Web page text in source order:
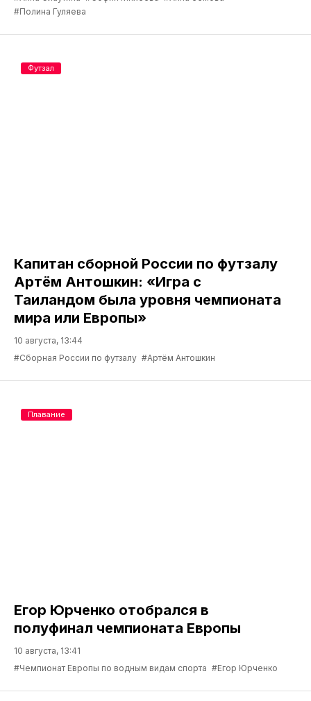
#Полина Гуляева
Капитан сборной России по футзалу
Артём Антошкин: «Игра с
Таиландом была уровня чемпионата
мира или Европы»
10 августа, 13:44
#Сборная России по футзалу #Артём Антошкин
Футзал
Егор Юрченко отобрался в
полуфинал чемпионата Европы
10 августа, 13:41
#Чемпионат Европы по водным видам спорта #Егор Юрченко
Плавание